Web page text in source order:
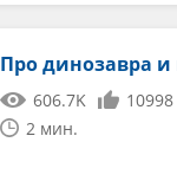
Про динозавра
606.7K 10998
2 мин.